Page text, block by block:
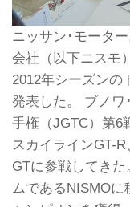
ニッサン･モータ
会社（以下ニスモ
2012年シーズンの
発表した。 ブノワ
手権（JGTC）第6
スカイラインGT-
GTに参戦してき
ムであるNISMO